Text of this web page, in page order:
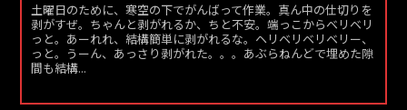
土曜日のために、寒空の下でがんばって作業。真ん中の仕切りを
剥がすぜ。ちゃんと剥がれるか、ちと不安。端っこからベリベリ
っと。あーれれ、結構簡単に剥がれるな。ヘリベリベリベリー、
っと。うーん、あっさり剥がれた。。。あぶらねんどで埋めた隙
間も結構...